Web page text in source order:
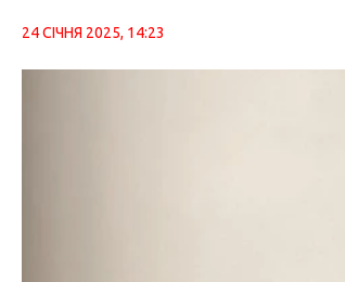
24 СІЧНЯ 2025, 14:23